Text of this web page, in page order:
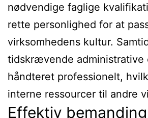
nødvendige faglige
rette personlighed for at
virksomhedens kultur.
tidskrævende administrative
håndteret professionelt,
interne ressourcer til andre
Effektiv bemanding